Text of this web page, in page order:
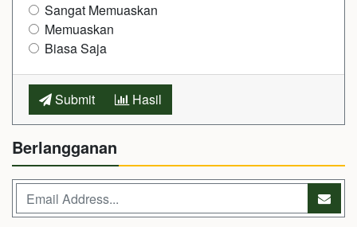
Sangat Memuaskan
Memuaskan
Biasa Saja
Submit Hasil
Berlangganan